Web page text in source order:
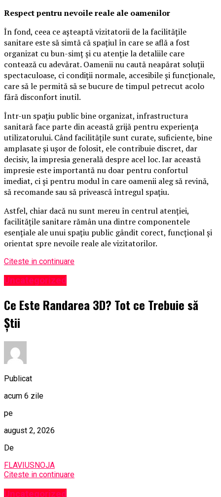
Respect pentru nevoile reale ale oamenilor
În fond, ceea ce așteaptă vizitatorii de la facilitățile
sanitare este să simtă că spațiul în care se află a fost
organizat cu bun-simț și cu atenție la detaliile care
contează cu adevărat. Oamenii nu caută neapărat soluții
spectaculoase, ci condiții normale, accesibile și funcționale,
care să le permită să se bucure de timpul petrecut acolo
fără disconfort inutil.
Într-un spațiu public bine organizat, infrastructura
sanitară face parte din această grijă pentru experiența
utilizatorului. Când facilitățile sunt curate, suficiente, bine
amplasate și ușor de folosit, ele contribuie discret, dar
decisiv, la impresia generală despre acel loc. Iar această
impresie este importantă nu doar pentru confortul
imediat, ci și pentru modul în care oamenii aleg să revină,
să recomande sau să privească întregul spațiu.
Astfel, chiar dacă nu sunt mereu în centrul atenției,
facilitățile sanitare rămân una dintre componentele
esențiale ale unui spațiu public gândit corect, funcțional și
orientat spre nevoile reale ale vizitatorilor.
Citeste in continuare
Uncategorized
Ce Este Randarea 3D? Tot ce Trebuie să
Știi
Publicat
acum 6 zile
pe
august 2, 2026
De
FLAVIUSNOJA
Citeste in continuare
Uncategorized